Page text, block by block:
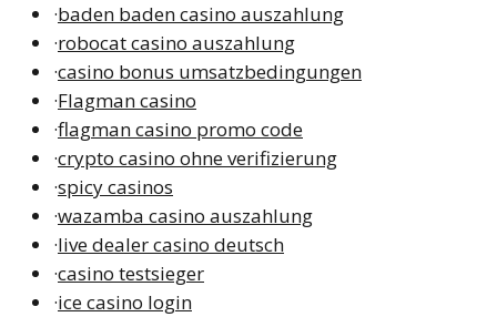
·baden baden casino auszahlung
·robocat casino auszahlung
·casino bonus umsatzbedingungen
·Flagman casino
·flagman casino promo code
·crypto casino ohne verifizierung
·spicy casinos
·wazamba casino auszahlung
·live dealer casino deutsch
·casino testsieger
·ice casino login